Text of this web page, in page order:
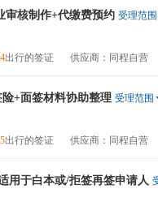
审核制作+代缴费预约 受理范围
出行的签证 供应商：同程自营
+面签材料协助整理 受理范围
出行的签证 供应商：同程自营
用于白本或/拒签再签申请人